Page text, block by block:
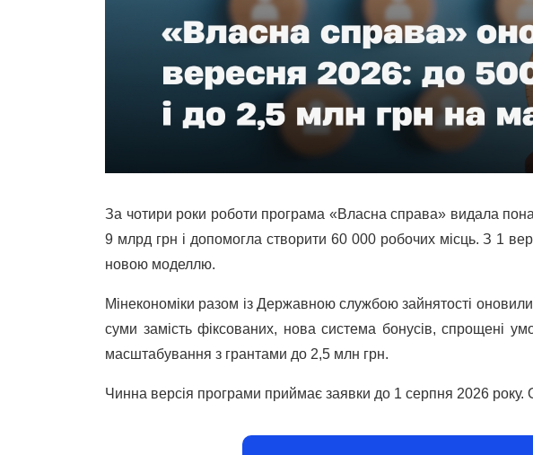
За чотири роки роботи програма «Власна справа» видала
9 млрд грн і допомогла створити 60 000 робочих місць. З 1
новою моделлю.
Мінекономіки разом із Державною службою зайнятості
суми замість фіксованих, нова система бонусів, спрощені
масштабування з грантами до 2,5 млн грн.
Чинна версія програми приймає заявки до 1 серпня 2026 року.